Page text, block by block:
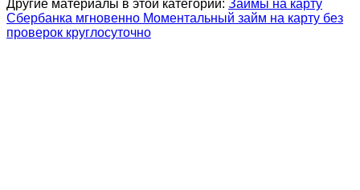
Другие материалы в этой категории: Займы на карту
Сбербанка мгновенно Моментальный займ на карту без
проверок круглосуточно